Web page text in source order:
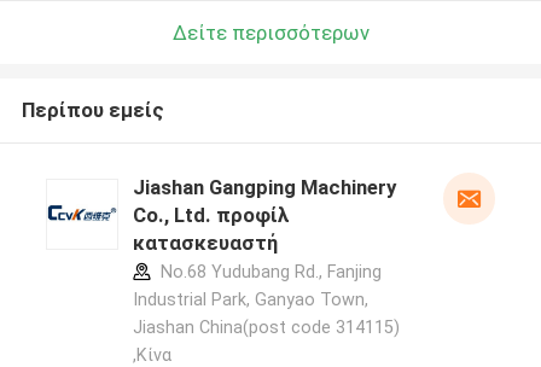
Δείτε περισσότερων
Περίπου εμείς
Jiashan Gangping Machinery
Co., Ltd. προφίλ
κατασκευαστή
No.68 Yudubang Rd., Fanjing
Industrial Park, Ganyao Town,
Jiashan China(post code 314115)
,Κίνα